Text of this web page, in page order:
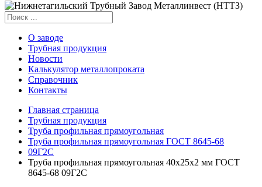
О заводе
Трубная продукция
Новости
Калькулятор металлопроката
Справочник
Контакты
Главная страница
Трубная продукция
Труба профильная прямоугольная
Труба профильная прямоугольная ГОСТ 8645-68
09Г2С
Труба профильная прямоугольная 40x25x2 мм ГОСТ
8645-68 09Г2С